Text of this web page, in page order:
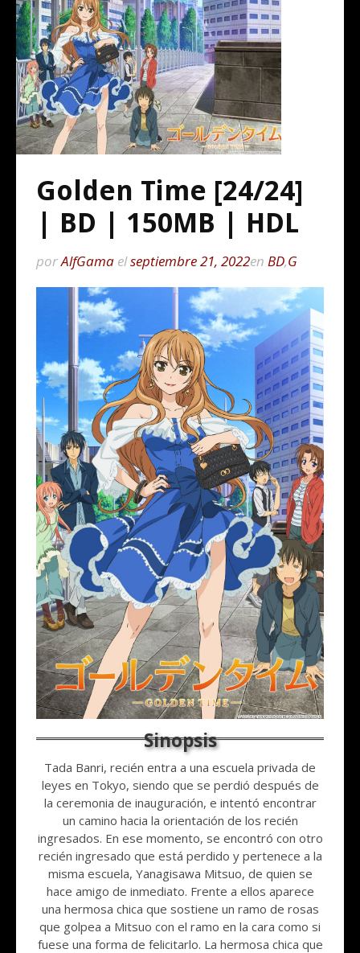
Golden Time [24/24]
| BD | 150MB | HDL
porAlfGama elseptiembre 21, 2022en BD,G
Tada Banri, recién entra a una escuela privada de
leyes en Tokyo, siendo que se perdió después de
la ceremonia de inauguración, e intentó encontrar
un camino hacia la orientación de los recién
ingresados. En ese momento, se encontró con otro
recién ingresado que está perdido y pertenece a la
misma escuela, Yanagisawa Mitsuo, de quien se
hace amigo de inmediato. Frente a ellos aparece
una hermosa chica que sostiene un ramo de rosas
que golpea a Mitsuo con el ramo en la cara como si
fuese una forma de felicitarlo. La hermosa chica que